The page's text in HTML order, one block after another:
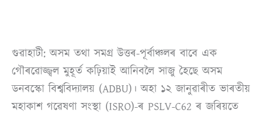
গুৱাহাটী: অসম তথা সমগ্ৰ উত্তৰ-পূৰ্বাঞ্চলৰ বাবে এক
গৌৰৱোজ্জ্বল মুহূৰ্ত কঢ়িয়াই আনিবলৈ সাজু হৈছে অসম
ডনবস্কো বিশ্ববিদ্যালয় (ADBU)। অহা ১২ জানুৱাৰীত ভাৰতীয়
মহাকাশ গৱেষণা সংস্থা (ISRO)-ৰ PSLV-C62 ৰ জৰিয়তে